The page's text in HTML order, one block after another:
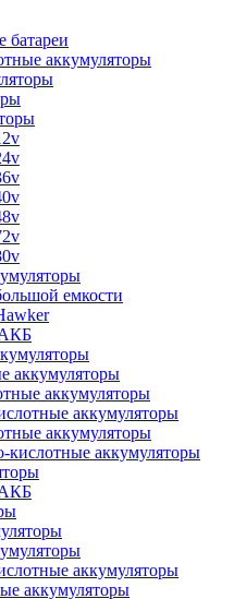
батареи
аккумуляторы
емкости
аккумуляторы
аккумуляторы
аккумуляторы
аккумуляторы
аккумуляторы
аккумуляторы
аккумуляторы